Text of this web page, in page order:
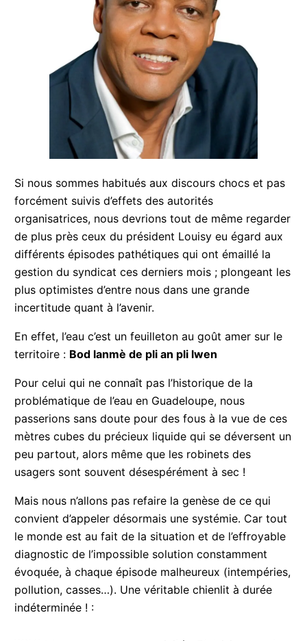
Si nous sommes habitués aux discours chocs et
pas forcément suivis d’effets des autorités
organisatrices, nous devrions tout de même
regarder de plus près ceux du président Louisy eu
égard aux différents épisodes pathétiques qui ont
émaillé la gestion du syndicat ces derniers mois ;
plongeant les plus optimistes d’entre nous dans
une grande incertitude quant à l’avenir.
En effet, l’eau c’est un feuilleton au goût amer sur
le territoire :Bod lanmè de pli an pli lwen
Pour celui qui ne connaît pas l’historique de la
problématique de l’eau en Guadeloupe, nous
passerions sans doute pour des fous à la vue de
ces mètres cubes du précieux liquide qui se
déversent un peu partout, alors même que les
robinets des usagers sont souvent désespérément
à sec !
Mais nous n’allons pas refaire la genèse de ce qui
convient d’appeler désormais une systémie. Car
tout le monde est au fait de la situation et de
l’effroyable diagnostic de l’impossible solution
constamment évoquée, à chaque épisode